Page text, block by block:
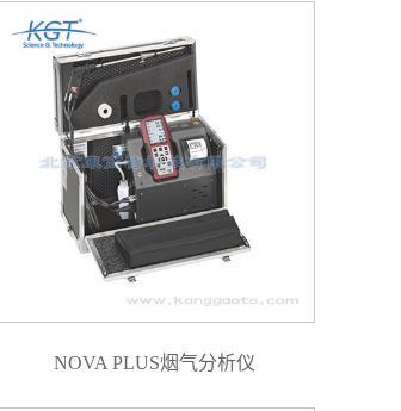
NOVA PLUS烟气分析仪